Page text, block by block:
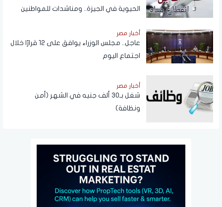
الحيوية في الجيزة.. ومناشدات للمواطنين
أخبار مصر
عاجل.. مجلس الوزراء يوافق على 12 قرارًا خلال
اجتماع اليوم
أخبار مصر
شغل بـ30 ألف جنيه في الشهر (أمن
ونظافة)